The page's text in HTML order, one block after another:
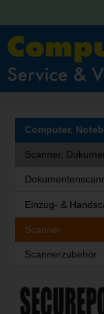
Computer,
Scanner,
Einzug- &
Scanner
Scannerzubehör